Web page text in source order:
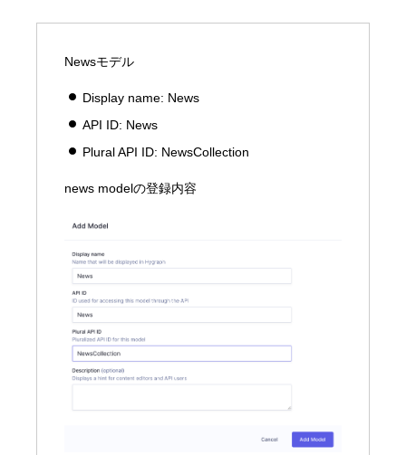
Newsモデル
Display name: News
API ID: News
Plural API ID: NewsCollection
news modelの登録内容